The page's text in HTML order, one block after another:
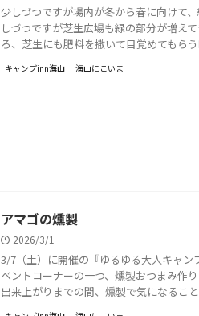
少しづつですが場内が冬から春に向けて
しづつですが芝生広場も緑の部分が増え
ろ、芝生にも肥料を撒いて目覚めてもら
キャンプinn海山 海山にこいま
アマゴの燻製
2026/3/1
3/7（土）に開催の『ゆるゆる大人キャン
ベントコーナーの一つ、燻製おつまみ作
出来上がりまでの間、燻製で気になるこ